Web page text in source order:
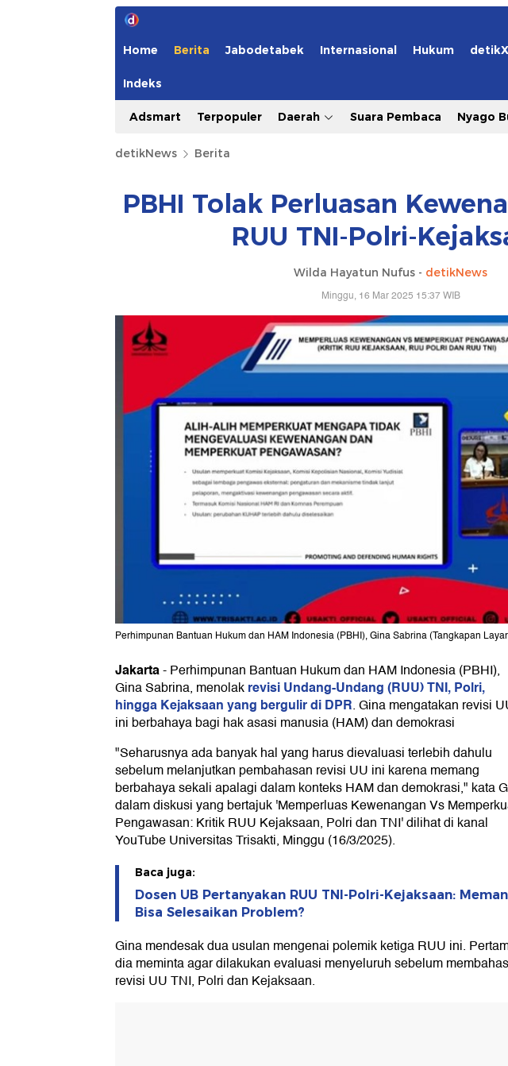
Home Berita Jabodetabek Internasional Hukum detikX
Indeks
Adsmart Terpopuler Daerah Suara Pembaca Nyago
detikNews Berita
PBHI Tolak Perluasan
RUU TNI-Polri-
Wilda Hayatun Nufus - detikNews
Minggu, 16 Mar 2025 15:37 WIB
Perhimpunan Bantuan Hukum dan HAM Indonesia (PBHI), Gina Sabrina (Tangkapan
Jakarta-Perhimpunan Bantuan Hukum dan HAM Indonesia (PBHI),
Gina Sabrina, menolakrevisi Undang-Undang (RUU) TNI, Polri,
hingga Kejaksaan yang bergulir di DPR. Gina mengatakan revisi
ini berbahaya bagi hak asasi manusia (HAM) dan demokrasi
"Seharusnya ada banyak hal yang harus dievaluasi terlebih dahulu
sebelum melanjutkan pembahasan revisi UU ini karena memang
berbahaya sekali apalagi dalam konteks HAM dan demokrasi," kata
dalam diskusi yang bertajuk 'Memperluas Kewenangan Vs
Pengawasan: Kritik RUU Kejaksaan, Polri dan TNI' dilihat di kanal
YouTube Universitas Trisakti, Minggu (16/3/2025).
Baca juga:
Dosen UB Pertanyakan RUU TNI-Polri-Kejaksaan:
Bisa Selesaikan Problem?
Gina mendesak dua usulan mengenai polemik ketiga RUU ini.
dia meminta agar dilakukan evaluasi menyeluruh sebelum membahas
revisi UU TNI, Polri dan Kejaksaan.